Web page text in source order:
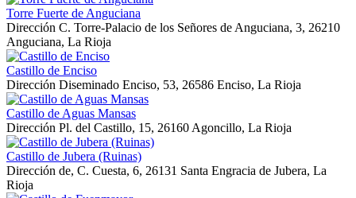
Torre Fuerte de Anguciana
Dirección C. Torre-Palacio de los Señores de Anguciana, 3, 26210
Anguciana, La Rioja
Castillo de Enciso
Dirección Diseminado Enciso, 53, 26586 Enciso, La Rioja
Castillo de Aguas Mansas
Dirección Pl. del Castillo, 15, 26160 Agoncillo, La Rioja
Castillo de Jubera (Ruinas)
Dirección de, C. Cuesta, 6, 26131 Santa Engracia de Jubera, La
Rioja